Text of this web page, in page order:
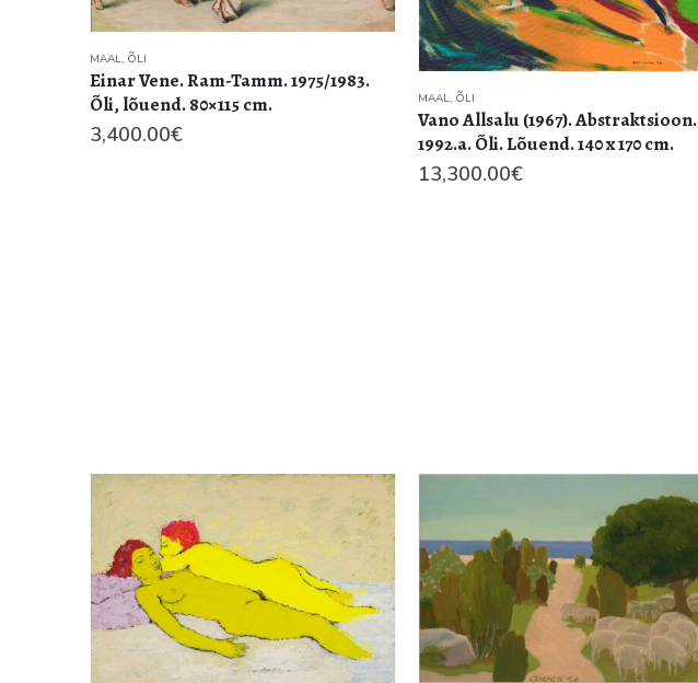
MAAL, ÕLI
Einar Vene. Ram-Tamm. 1975/1983.
Õli, lõuend. 80×115 cm.
3,400.00€
MAAL, ÕLI
Vano Allsalu (1967). Abstraktsioon.
1992.a. Õli. Lõuend. 140 x 170 cm.
13,300.00€